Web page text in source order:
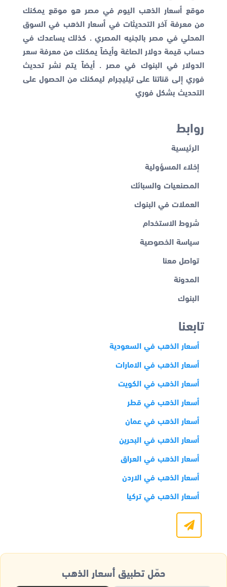
موقع أسعار الذهب اليوم في مصر هو موقع يمكنك
من معرفة آخر التحديثات في أسعار الذهب في السوق
المحلي في مصر بالجنيه المصري . كذلك يساعدك في
حساب قيمة دولار الصاغة وأيضاً يمكنك من معرفة سعر
الدولار في البنوك في مصر . أيضاً يتم نشر تحديث
فوري إلى قناتنا على تيليجرام ليمكنك من الحصول على
التحديث بشكل فوري
روابط
الرئيسية
إخلاء المسؤولية
المصنعيات والسبائك
العملات في البنوك
شروط الاستخدام
سياسة الخصوصية
تواصل معنا
المدونة
البنوك
تابعنا
أسعار الذهب في السعودية
أسعار الذهب في الامارات
أسعار الذهب في الكويت
أسعار الذهب في قطر
أسعار الذهب في عمان
أسعار الذهب في البحرين
أسعار الذهب في العراق
أسعار الذهب في الاردن
أسعار الذهب في تركيا
حمّل تطبيق أسعار الذهب